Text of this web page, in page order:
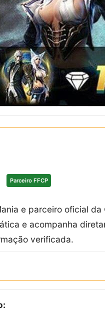
Parceiro FFCP
e parceiro oficial
e acompanha
verificada.